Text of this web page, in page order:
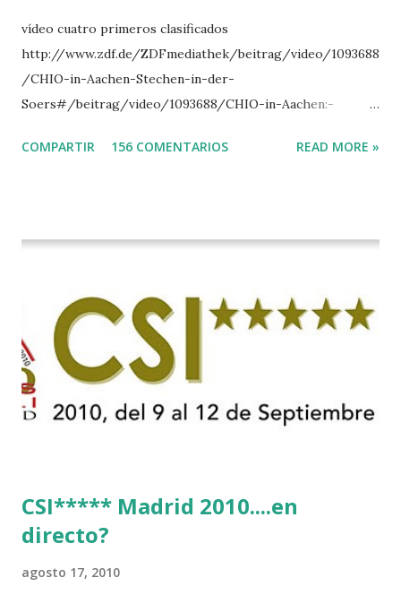
vídeo cuatro primeros clasificados
http://www.zdf.de/ZDFmediathek/beitrag/video/1093688
/CHIO-in-Aachen-Stechen-in-der-
Soers#/beitrag/video/1093688/CHIO-in-Aachen:-
COMPARTIR 156 COMENTARIOS READ MORE »
CSI***** Madrid 2010....en
directo?
agosto 17, 2010